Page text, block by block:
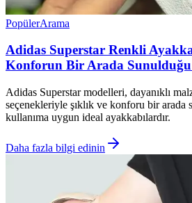
PopülerArama
Adidas Superstar Renkli
Konforun Bir Arada Sunulduğu
Adidas Superstar modelleri, dayanıklı
seçenekleriyle şıklık ve konforu bir arada
kullanıma uygun ideal ayakkabılardır.
Daha fazla bilgi edinin